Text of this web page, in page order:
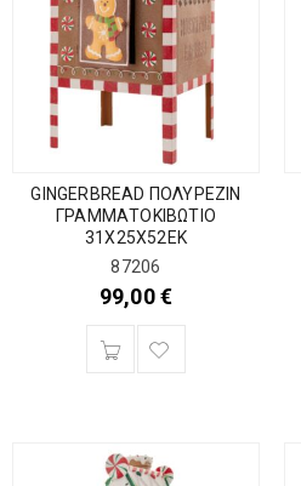
GINGERBREAD ΠΟΛΥΡΕΖΙΝ
ΓΡΑΜΜΑΤΟΚΙΒΩΤΙΟ
31Χ25Χ52ΕΚ
87206
99,00€